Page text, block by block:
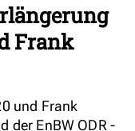
Frank
und Frank
der EnBW ODR -